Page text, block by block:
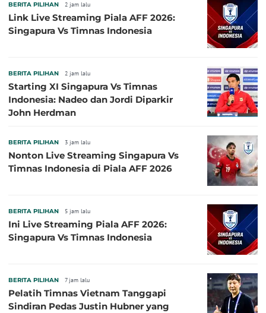
BERITA PILIHAN 2 jam lalu
Link Live Streaming Piala AFF 2026:
Singapura Vs Timnas Indonesia
BERITA PILIHAN 2 jam lalu
Starting XI Singapura Vs Timnas
Indonesia: Nadeo dan Jordi Diparkir
John Herdman
BERITA PILIHAN 3 jam lalu
Nonton Live Streaming Singapura Vs
Timnas Indonesia di Piala AFF 2026
BERITA PILIHAN 5 jam lalu
Ini Live Streaming Piala AFF 2026:
Singapura Vs Timnas Indonesia
BERITA PILIHAN 7 jam lalu
Pelatih Timnas Vietnam Tanggapi
Sindiran Pedas Justin Hubner yang